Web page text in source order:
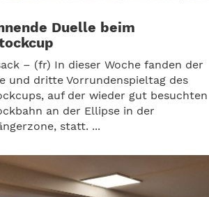
Duelle beim
– (fr) In dieser Woche fanden der
und dritte Vorrundenspieltag des
auf der wieder gut besuchten
an der Ellipse in der
statt. ...